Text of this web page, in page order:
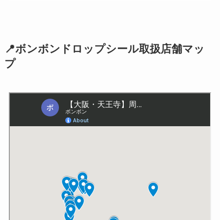
📍ボンボンドロップシール取扱店舗マッ
プ